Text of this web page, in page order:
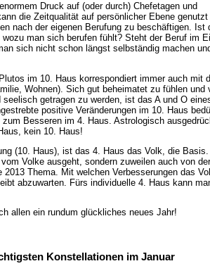
Druck auf (oder durch) Chefetagen und
die Zeitqualität auf persönlicher Ebene genutzt
nach der eigenen Berufung zu beschäftigen. Ist
man sich berufen fühlt? Steht der Beruf im
sich nicht schon längst selbständig machen
im 10. Haus korrespondiert immer auch mit
Wohnen). Sich gut beheimatet zu fühlen und
getragen zu werden, ist das A und O
positive Veränderungen im 10. Haus
zum Besseren im 4. Haus. Astrologisch
kein 10. Haus!
(10. Haus), ist das 4. Haus das Volk, die
Volke ausgeht, sondern zuweilen auch von
Thema. Mit welchen Verbesserungen das
abzuwarten. Fürs individuelle 4. Haus kann
allen ein rundum glückliches neues Jahr!
Konstellationen im Januar